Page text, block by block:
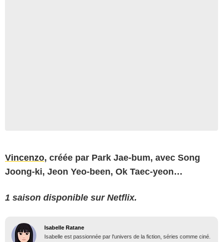
Vincenzo, créée par Park Jae-bum, avec Song
Joong-ki, Jeon Yeo-been, Ok Taec-yeon…
1 saison disponible sur Netflix.
Isabelle Ratane
Isabelle est passionnée par l'univers de la fiction, séries comme ciné.